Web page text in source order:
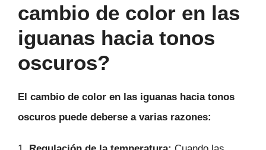
cambio de color en las
iguanas hacia tonos
oscuros?
El cambio de color en las iguanas hacia tonos
oscuros puede deberse a varias razones: